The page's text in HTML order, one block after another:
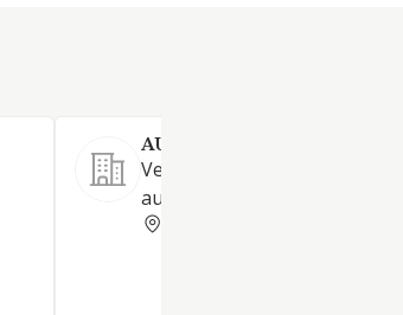
AUTO MARTIN ALCAÑIZ S
Venta y reparación de
automóviles.